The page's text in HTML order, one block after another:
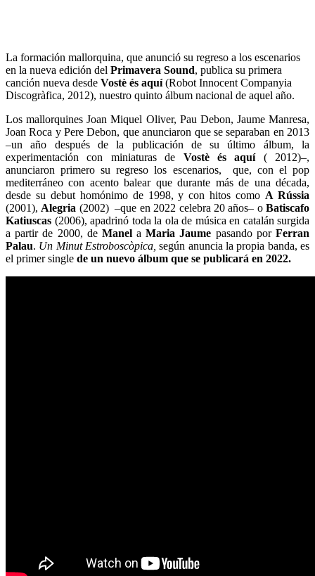
La formación mallorquina, que anunció su regreso a los escenarios
en la nueva edición del Primavera Sound, publica su primera
canción nueva desde Vostè és aquí(Robot Innocent Companyia
Discogràfica, 2012), nuestro quinto álbum nacional de aquel año.
Los mallorquines Joan Miquel Oliver, Pau Debon, Jaume Manresa,
Joan Roca y Pere Debon, que anunciaron que se separaban en 2013
–un año después de la publicación de su último álbum, la
experimentación con miniaturas de Vostè és aquí ( 2012)–,
anunciaron primero su regreso los escenarios, que, con el pop
mediterráneo con acento balear que durante más de una década,
desde su debut homónimo de 1998, y con hitos como A Rússia
(2001), Alegria (2002) –que en 2022 celebra 20 años– oBatiscafo
Katiuscas (2006), apadrinó toda la ola de música en catalán surgida
a partir de 2000, de ManelaMaria Jaume pasando porFerran
Palau. Un Minut Estroboscòpica,según anuncia la propia banda,es
el primer single de un nuevo álbum que se publicará en 2022.